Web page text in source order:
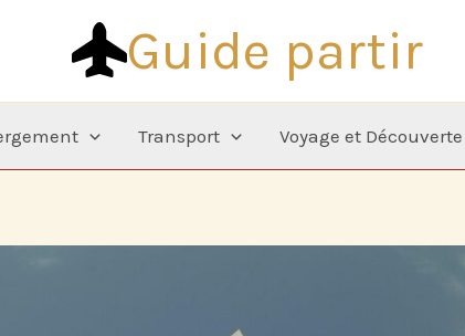
Guide partir
Transport Voyage et Découverte